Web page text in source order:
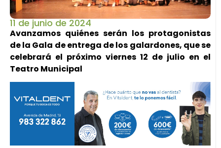
11 de junio de 2024
Avanzamos quiénes serán los protagonistas
de la Gala de entrega de los galardones, que se
celebrará el próximo viernes 12 de julio en el
Teatro Municipal